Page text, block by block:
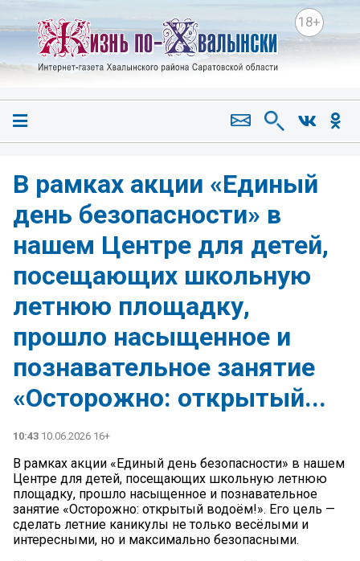
18+
В рамках акции «Единый
день безопасности» в
нашем Центре для детей,
посещающих школьную
летнюю площадку,
прошло насыщенное и
познавательное занятие
«Осторожно: открытый...
10:43 10.06.2026 16+
В рамках акции «Единый день безопасности» в нашем
Центре для детей, посещающих школьную летнюю
площадку, прошло насыщенное и познавательное
занятие «Осторожно: открытый водоём!». Его цель —
сделать летние каникулы не только весёлыми и
интересными, но и максимально безопасными.